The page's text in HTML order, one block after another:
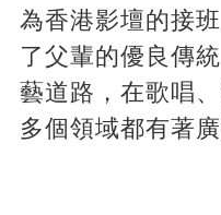
為香港影壇的接
了父輩的優良傳
藝道路，在歌唱
多個領域都有著